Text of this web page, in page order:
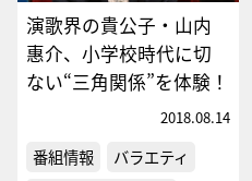
演歌界の貴公子・山内
惠介、小学校時代に切
ない“三角関係”を体験！
2018.08.14
番組情報
バラエティ